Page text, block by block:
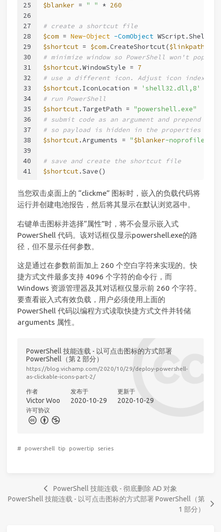
25
26
27
28
29
30
31
32
33
34
35
36
37
38
39
40
41
$blanker = " " * 260
# create a shortcut file
$com = New-Object -ComObject WScript.Shell
$shortcut = $com.CreateShortcut($linkpath
# minimize window so PowerShell won't pop up
$shortcut.WindowStyle = 7
# use a different icon. Adjust icon index if
$shortcut.IconLocation =
'shell32.dll,8'
# run PowerShell
$shortcut.TargetPath = "powershell.exe"
# submit code as an argument and prepend
# so payload is hidden in the properties
$shortcut.Arguments = "$blanker-noprofile
# save and create the shortcut file
$shortcut.Save()
当您双击桌面上的 “clickme” 图标时，嵌入的负载代码将
运行并创建电池报告，然后将其显示在默认浏览器中。
右键单击图标并选择“属性”时，将不会显示嵌入式
PowerShell 代码。该对话框仅显示powershell.exe的路
径，但不显示任何参数。
这是通过在参数前面加上 260 个空白字符来实现的。快
捷方式文件最多支持 4096 个字符的命令行，而
Windows 资源管理器及其对话框仅显示前 260 个字符。
要查看嵌入式有效负载，用户必须使用上面的
PowerShell 代码以编程方式读取快捷方式文件并转储
arguments 属性。
PowerShell 技能连载 - 以可点击图标的方式部署
PowerShell（第 2 部分）
https://blog.vichamp.com/2020/10/29/deploy-powershell-
as-clickable-icons-part-2/
作者
Victor Woo
发布于
2020-10-29
更新于
2020-10-29
许可协议
# powershell tip powertip series
PowerShell 技能连载 - 彻底删除 AD 对象
PowerShell 技能连载 - 以可点击图标的方式部署 PowerShell（第
1 部分）